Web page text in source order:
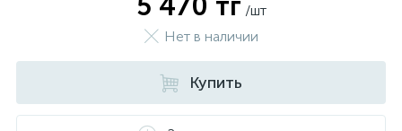
/шт
Нет в наличии
Купить